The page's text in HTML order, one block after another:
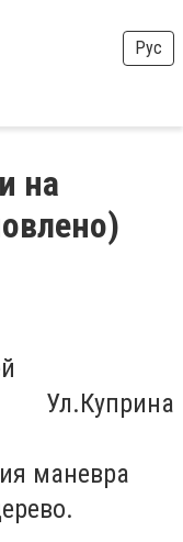
Рус
на
Ул.Куприна
маневра